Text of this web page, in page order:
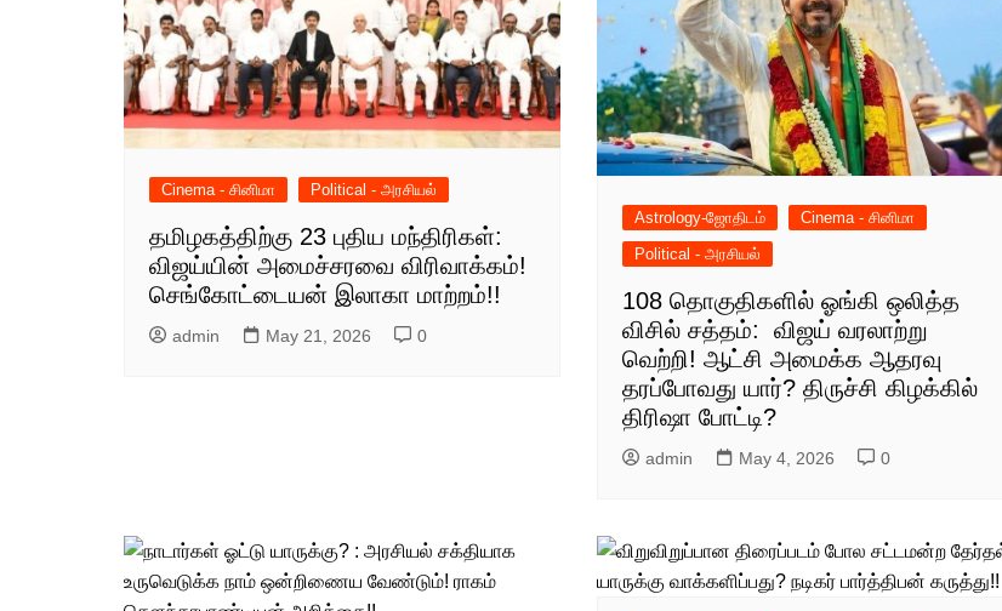
Cinema - சினிமா Political - அரசியல்
தமிழகத்திற்கு 23 புதிய மந்திரிகள்:
விஜய்யின் அமைச்சரவை விரிவாக்கம்!
செங்கோட்டையன் இலாகா மாற்றம்!!
admin May 21, 2026 0
Astrology-ஜோதிடம்
Cinema - சினிமா
Political - அரசியல்
108 தொகுதிகளில் ஓங்கி ஒலித்த
விசில் சத்தம்: விஜய் வரலாற்று
வெற்றி! ஆட்சி அமைக்க ஆதரவு
தரப்போவது யார்? திருச்சி கிழக்கில்
திரிஷா போட்டி?
admin May 4, 2026 0